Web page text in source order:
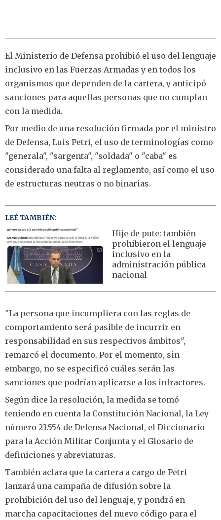
El Ministerio de Defensa prohibió el uso del lenguaje
inclusivo en las Fuerzas Armadas y en todos los
organismos que dependen de la cartera, y anticipó
sanciones para aquellas personas que no cumplan
con la medida.
Por medio de una resolución firmada por el ministro
de Defensa, Luis Petri, el uso de terminologías como
"generala", "sargenta", "soldada" o "caba" es
considerado una falta al reglamento, así como el uso
de estructuras neutras o no binarias.
LEÉ TAMBIÉN:
Hije de pute: también
prohibieron el lenguaje
inclusivo en la
administración pública
nacional
"La persona que incumpliera con las reglas de
comportamiento será pasible de incurrir en
responsabilidad en sus respectivos ámbitos",
remarcó el documento. Por el momento, sin
embargo, no se especificó cuáles serán las
sanciones que podrían aplicarse a los infractores.
Según dice la resolución, la medida se tomó
teniendo en cuenta la Constitución Nacional, la Ley
número 23.554 de Defensa Nacional, el Diccionario
para la Acción Militar Conjunta y el Glosario de
definiciones y abreviaturas.
También aclara que la cartera a cargo de Petri
lanzará una campaña de difusión sobre la
prohibición del uso del lenguaje, y pondrá en
marcha capacitaciones del nuevo código para el